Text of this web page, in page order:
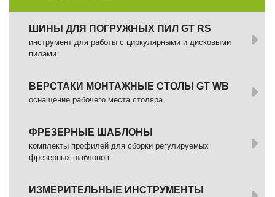
ШИНЫ ДЛЯ ПОГРУЖНЫХ ПИЛ GT RS
инструмент для работы с циркулярными и дисковыми
пилами
ВЕРСТАКИ МОНТАЖНЫЕ СТОЛЫ GT WB
оснащение рабочего места столяра
ФРЕЗЕРНЫЕ ШАБЛОНЫ
комплекты профилей для сборки регулируемых
фрезерных шаблонов
ИЗМЕРИТЕЛЬНЫЕ ИНСТРУМЕНТЫ